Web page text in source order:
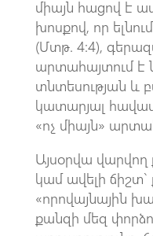
միայն հացով է
խոսքով, որ
(Մտթ. 4:4),
արտահայտում է
տնտեսության և
կատարյալ
«ոչ միայն»
Այսօրվա վարվող
կամ ավելի ճիշտ`
«որովայնային
քանզի մեզ